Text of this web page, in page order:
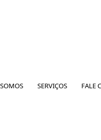
SERVIÇOS FALE